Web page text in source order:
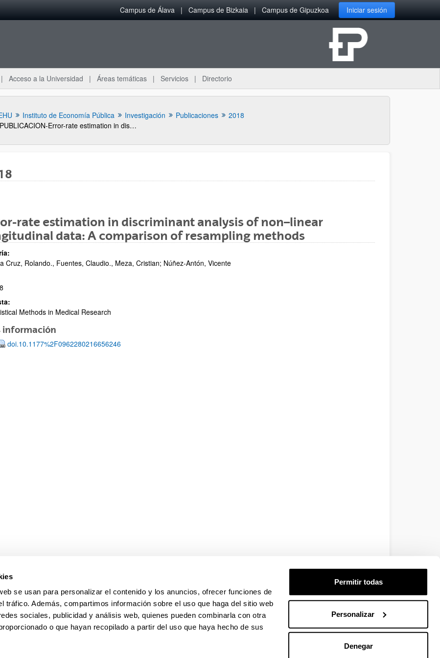
se usan para personalizar el contenido y los anuncios, ofrecer funciones de
tráfico. Además, compartimos información sobre el uso que haga del sitio web
sociales, publicidad y análisis web, quienes pueden combinarla con otra
o que hayan recopilado a partir del uso que haya hecho de sus
Permitir todas
Personalizar
Denegar
Campus de Álava Campus de Bizkaia Campus de Gipuzkoa Iniciar sesión
Acceso a la Universidad Áreas temáticas Servicios Directorio
Instituto de Economía Pública Investigación Publicaciones
2018
PUBLICACION-Error-rate estimation in discriminant analysis of non–linear longitudinal data: A comparison of resampling methods
subpáginas
subpáginas
subpáginas
subpáginas
rate estimation in discriminant analysis of non–linear
data: A comparison of resampling methods
Cruz, Rolando., Fuentes, Claudio., Meza, Cristian; Núñez-Antón, Vicente
Methods in Medical Research
información
doi.10.1177%2F0962280216656246